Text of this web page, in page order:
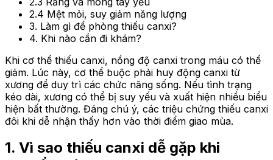
2.4 Mệt mỏi, suy giảm năng lượng
3. Làm gì để phòng thiếu canxi?
4. Khi nào cần đi khám?
Khi cơ thể thiếu canxi, nồng độ canxi trong máu có thể
giảm. Lúc này, cơ thể buộc phải huy động canxi từ
xương để duy trì các chức năng sống. Nếu tình trạng
kéo dài, xương có thể bị suy yếu và xuất hiện nhiều biểu
hiện bất thường. Đáng chú ý, các triệu chứng thiếu canxi
đôi khi dễ nhận thấy hơn vào thời điểm giao mùa.
1. Vì sao thiếu canxi dễ gặp khi